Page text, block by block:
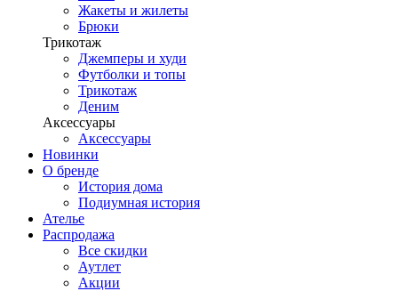
Жакеты и жилеты
Брюки
Трикотаж
Джемперы и худи
Футболки и топы
Трикотаж
Деним
Аксессуары
Аксессуары
Новинки
О бренде
История дома
Подиумная история
Ателье
Распродажа
Все скидки
Аутлет
Акции